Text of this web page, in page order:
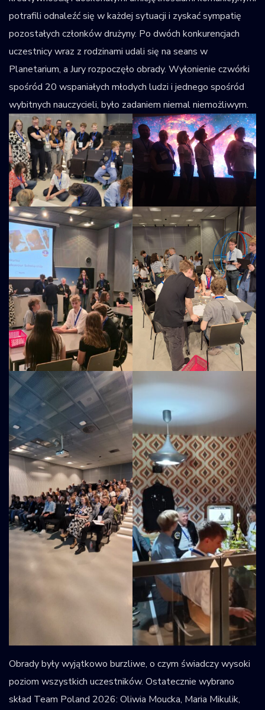
potrafili odnaleźć się w każdej sytuacji i zyskać sympatię
pozostałych członków drużyny. Po dwóch konkurencjach
uczestnicy wraz z rodzinami udali się na seans w
Planetarium, a Jury rozpoczęło obrady. Wyłonienie czwórki
spośród 20 wspaniałych młodych ludzi i jednego spośród
wybitnych nauczycieli, było zadaniem niemal niemożliwym.
Obrady były wyjątkowo burzliwe, o czym świadczy wysoki
poziom wszystkich uczestników. Ostatecznie wybrano
skład Team Poland 2026: Oliwia Moucka, Maria Mikulik,